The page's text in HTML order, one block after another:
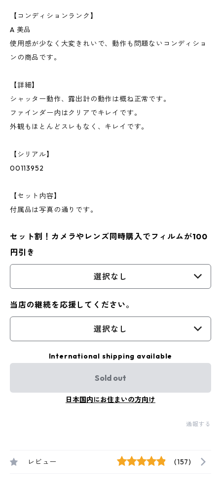
【コンディションランク】
A 美品
使用感が少なく大変きれいで、動作も問題ないコンディショ
ンの商品です。
【詳細】
シャッター動作、露出計の動作は概ね正常です。
ファインダー内はクリアでキレイです。
外観もほとんどスレもなく、キレイです。
【シリアル】
00113952
【セット内容】
付属品は写真の通りです。
セット割！カメラやレンズ同時購入でフィルムが100
円引き
選択なし
当店の継続を応援してください。
選択なし
International shipping available
Sold out
日本国内にお住まいの方向け
通報する
レビュー (157)